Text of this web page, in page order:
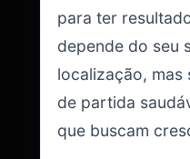
para ter
depende do seu
localização, mas
de partida
que buscam